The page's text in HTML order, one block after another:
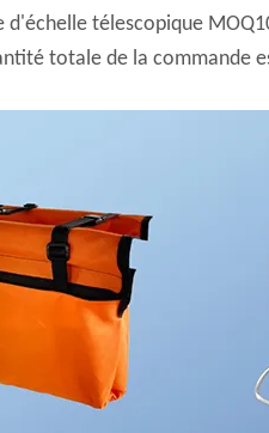
d'échelle télescopique
totale de la commande